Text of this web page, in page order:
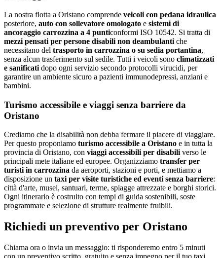
La nostra flotta a Oristano comprende veicoli con pedana idraulica
posteriore, auto con sollevatore omologato e sistemi di
ancoraggio carrozzina a 4 punticonformi ISO 10542. Si tratta di
mezzi pensati per persone disabili non deambulanti che
necessitano del trasporto in carrozzina o su sedia portantina,
senza alcun trasferimento sul sedile. Tutti i veicoli sono climatizzati
e sanificati dopo ogni servizio secondo protocolli virucidi, per
garantire un ambiente sicuro a pazienti immunodepressi, anziani e
bambini.
Turismo accessibile e viaggi senza barriere da
Oristano
Crediamo che la disabilità non debba fermare il piacere di viaggiare.
Per questo proponiamo turismo accessibile a Oristano e in tutta la
provincia di Oristano, con viaggi accessibili per disabili verso le
principali mete italiane ed europee. Organizziamo transfer per
turisti in carrozzina da aeroporti, stazioni e porti, e mettiamo a
disposizione un taxi per visite turistiche ed eventi senza barriere:
città d'arte, musei, santuari, terme, spiagge attrezzate e borghi storici.
Ogni itinerario è costruito con tempi di guida sostenibili, soste
programmate e selezione di strutture realmente fruibili.
Richiedi un preventivo per Oristano
Chiama ora o invia un messaggio: ti risponderemo entro 5 minuti
con un preventivo scritto, gratuito e senza impegno per il tuo taxi